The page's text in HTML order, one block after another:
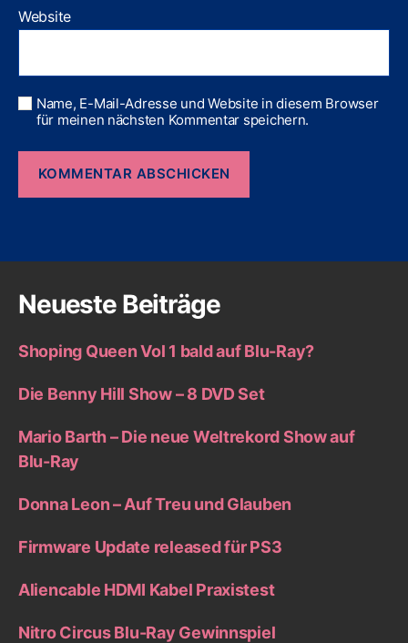
Website
Name, E-Mail-Adresse und Website in diesem Browser
für meinen nächsten Kommentar speichern.
Neueste Beiträge
Shoping Queen Vol 1 bald auf Blu-Ray?
Die Benny Hill Show – 8 DVD Set
Mario Barth – Die neue Weltrekord Show auf
Blu-Ray
Donna Leon – Auf Treu und Glauben
Firmware Update released für PS3
Aliencable HDMI Kabel Praxistest
Nitro Circus Blu-Ray Gewinnspiel